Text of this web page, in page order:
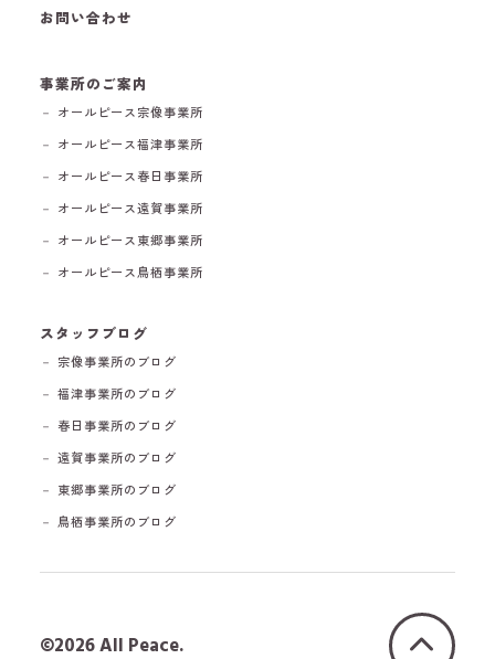
お問い合わせ
事業所のご案内
－ オールピース宗像事業所
－ オールピース福津事業所
－ オールピース春日事業所
－ オールピース遠賀事業所
－ オールピース東郷事業所
－ オールピース鳥栖事業所
スタッフブログ
－ 宗像事業所のブログ
－ 福津事業所のブログ
－ 春日事業所のブログ
－ 遠賀事業所のブログ
－ 東郷事業所のブログ
－ 鳥栖事業所のブログ
©2026 All Peace.